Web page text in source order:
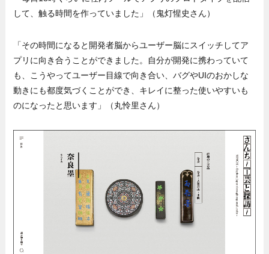
して、触る時間を作っていました」（鬼灯惺史さん）
「その時間になると開発者脳からユーザー脳にスイッチしてア
プリに向き合うことができました。自分が開発に携わっていて
も、こうやってユーザー目線で向き合い、バグやUIのおかしな
動きにも都度気づくことができ、キレイに整った使いやすいも
のになったと思います」（丸怜里さん）